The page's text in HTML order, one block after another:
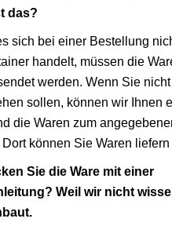
das?
sich bei einer Bestellung
handelt, müssen die
werden. Wenn Sie
sollen, können wir Ihnen
die Waren zum
können Sie Waren
Sie die Ware mit einer
Weil wir nicht